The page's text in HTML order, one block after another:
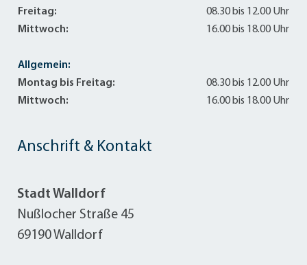
Anschrift & Kontakt
Stadt Walldorf
Nußlocher Straße 45
69190 Walldorf
Freitag:
08.30 bis 12.00 Uhr
Mittwoch:
16.00 bis 18.00 Uhr
Allgemein:
Montag bis Freitag:
08.30 bis 12.00 Uhr
Mittwoch:
16.00 bis 18.00 Uhr